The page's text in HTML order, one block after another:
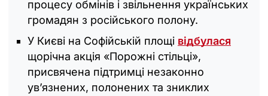
процесу обмінів і звільнення українських
громадян з російського полону.
У Києві на Софійській площі відбулася
щорічна акція «Порожні стільці»,
присвячена підтримці незаконно
ув’язнених, полонених та зниклих